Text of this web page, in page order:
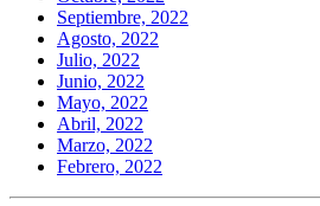
Septiembre, 2022
Agosto, 2022
Julio, 2022
Junio, 2022
Mayo, 2022
Abril, 2022
Marzo, 2022
Febrero, 2022